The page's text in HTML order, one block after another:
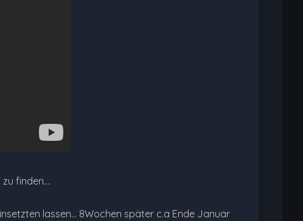
finden....
lassen... 8Wochen später c.a Ende Januar